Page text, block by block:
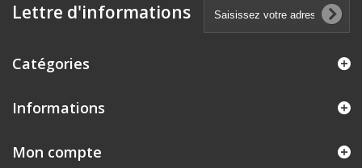
Lettre d'informations
Catégories
Informations
Mon compte